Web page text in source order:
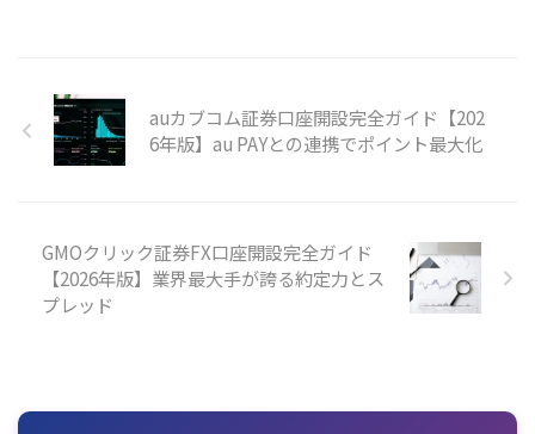
auカブコム証券口座開設完全ガイド【202
6年版】au PAYとの連携でポイント最大化
GMOクリック証券FX口座開設完全ガイド
【2026年版】業界最大手が誇る約定力とス
プレッド